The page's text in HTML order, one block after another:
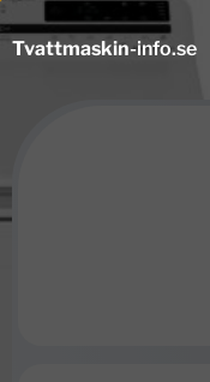
Tvattmaskin-info.se